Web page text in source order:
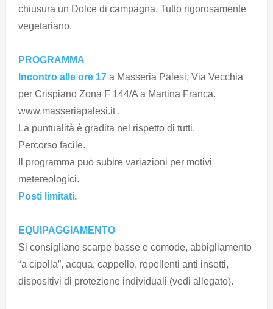
chiusura un Dolce di campagna. Tutto rigorosamente
vegetariano.
PROGRAMMA
Incontro alle ore 17 a Masseria Palesi, Via Vecchia
per Crispiano Zona F 144/A a Martina Franca.
www.masseriapalesi.it .
La puntualità è gradita nel rispetto di tutti.
Percorso facile.
Il programma può subire variazioni per motivi
metereologici.
Posti limitati.
EQUIPAGGIAMENTO
Si consigliano scarpe basse e comode, abbigliamento
“a cipolla”, acqua, cappello, repellenti anti insetti,
dispositivi di protezione individuali (vedi allegato).